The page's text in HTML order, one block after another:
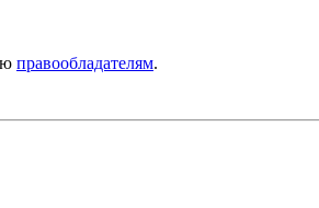
правообладателям.